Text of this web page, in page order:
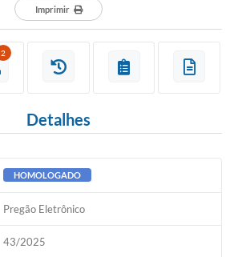
Imprimir
2
Detalhes
HOMOLOGADO
Pregão Eletrônico
43/2025